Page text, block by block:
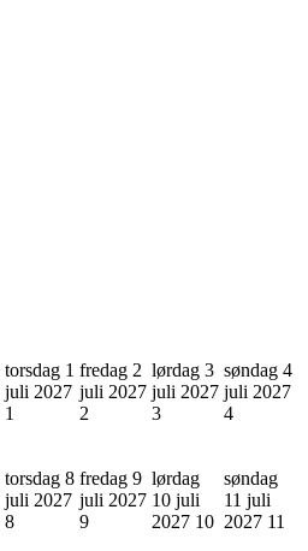
torsdag 1
juli 2027
1
fredag 2
juli 2027
2
lørdag 3
juli 2027
3
søndag 4
juli 2027
4
torsdag 8
juli 2027
8
fredag 9
juli 2027
9
lørdag
10 juli
2027 10
søndag
11 juli
2027 11